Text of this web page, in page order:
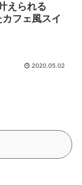
えられる
フェ風スイ
2020.05.02